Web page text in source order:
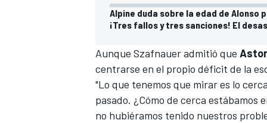
Alpine duda sobre la edad de Alonso
¡Tres fallos y tres sanciones! El
Aunque Szafnauer admitió que
centrarse en el propio déficit de la
"Lo que tenemos que mirar es lo
pasado. ¿Cómo de cerca
no hubiéramos tenido nuestros